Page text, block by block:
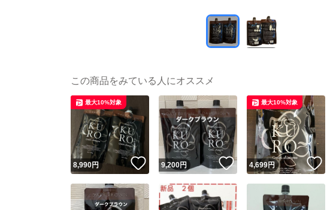
この商品をみている人にオススメ
8,990円 いいね！
最大10%対象
9,200円 いいね！
4,699円
最大10%対象